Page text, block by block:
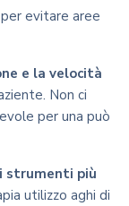
evitare aree
e la velocità
Non ci
per una può
strumenti più
utilizzo aghi di